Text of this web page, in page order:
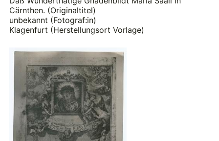
Cärnthen. (Originaltitel)
unbekannt (Fotograf:in)
Klagenfurt (Herstellungsort Vorlage)